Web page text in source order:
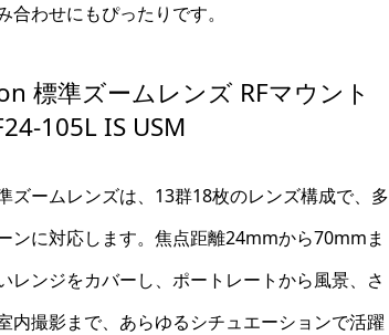
合わせにもぴったりです。
標準ズームレンズ RFマウント
105L IS USM
ズームレンズは、13群18枚のレンズ構成で、多
ンに対応します。焦点距離24mmから70mmま
レンジをカバーし、ポートレートから風景、さ
内撮影まで、あらゆるシチュエーションで活躍